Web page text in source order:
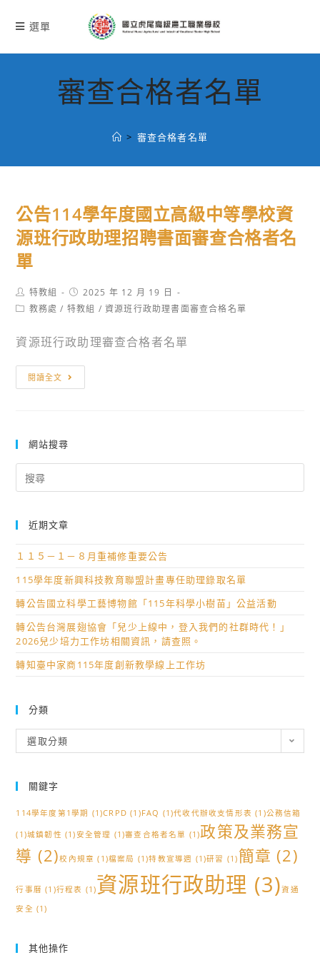
選單
審查合格者名單
> 審查合格者名單
公告114學年度國立高級中等學校資
源班行政助理招聘書面審查合格者名
單
Post
author:
特教組
Post
published:
2025 年 12 月 19 日
Post教務處 / 特教組 / 資源班行政助理書面審查合格名單
資源班行政助理審查合格者名單
閱讀全文
告
度
中
學
校
資
源
班
理
審
查
合
者
網站搜尋
for:
近期文章
１１５－１－８月重補修重要公告
115學年度新興科技教育聯盟計畫專任助理錄取名單
轉公告國立科學工藝博物館「115年科學小樹苗」公益活動
轉公告台灣展翅協會「兒少上線中，登入我們的社群時代！」
2026兒少培力工作坊相關資訊，請查照。
轉知臺中家商115年度創新教學線上工作坊
分類
類
選取分類
關鍵字
114學年度第1學期 (1)CRPD (1)FAQ (1)代收代辦收支情形表 (1)公務信箱
(1)城鎮韌性 (1)安全管理 (1)審查合格者名單 (1)政策及業務宣
導 (2)校內規章 (1)檔案局 (1)特教宣導週 (1)研習 (1) 簡章 (2)
行事曆 (1)行程表 (1)資源班行政助理 (3)資通
安全 (1)
其他操作